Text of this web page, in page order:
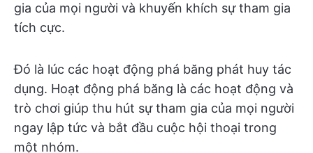
gia của mọi người và khuyến khích sự tham gia
tích cực.
Đó là lúc các hoạt động phá băng phát huy tác
dụng. Hoạt động phá băng là các hoạt động và
trò chơi giúp thu hút sự tham gia của mọi người
ngay lập tức và bắt đầu cuộc hội thoại trong
một nhóm.